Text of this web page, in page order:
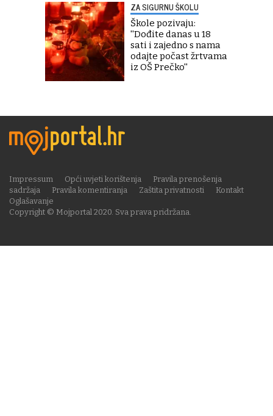
ZA SIGURNU ŠKOLU
Škole pozivaju:
''Dođite danas u 18
sati i zajedno s nama
odajte počast žrtvama
iz OŠ Prečko''
Copyright © Mojportal 2020. Sva prava pridržana.
Impressum Opći uvjeti korištenja
Pravila prenošenja
sadržaja
Pravila komentiranja Zaštita privatnosti
Kontakt
Oglašavanje